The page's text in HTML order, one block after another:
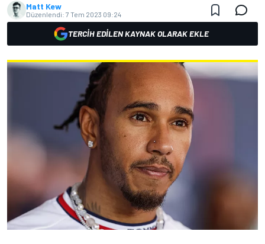
Matt Kew
Düzenlendi: 7 Tem 2023 09:24
TERCIH EDILEN KAYNAK OLARAK EKLE